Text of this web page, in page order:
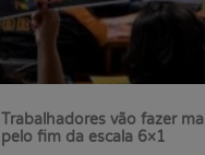
Trabalhadores vão fazer
pelo fim da escala 6×1